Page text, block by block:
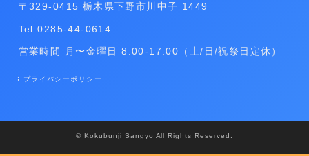
〒329-0415 栃木県下野市川中子 1449
Tel.0285-44-0614
営業時間 月〜金曜日 8:00-17:00（土/日/祝祭日定休）
プライバシーポリシー
© Kokubunji Sangyo All Rights Reserved.